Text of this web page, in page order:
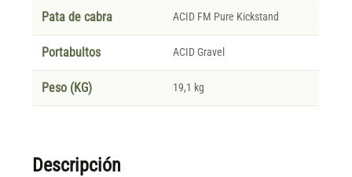
Pata de cabra ACID FM Pure Kickstand
Portabultos ACID Gravel
Peso (KG) 19,1 kg
Descripción